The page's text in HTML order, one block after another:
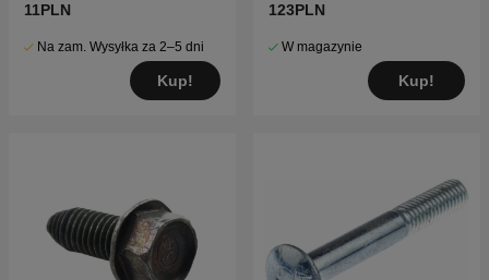
11PLN
Na zam. Wysyłka za 2–5 dni
Kup!
123PLN
W magazynie
Kup!